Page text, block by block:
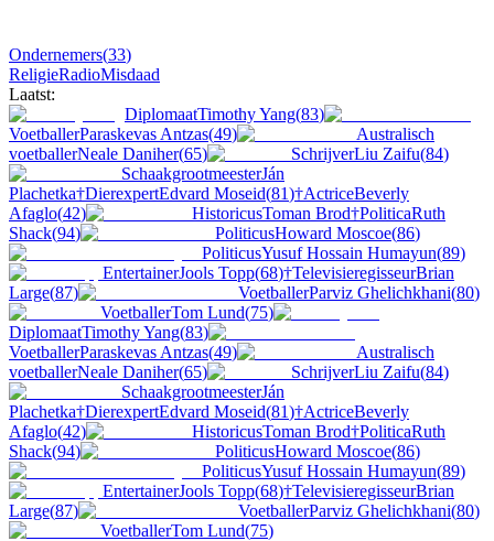
Ondernemers(33)
ReligieRadioMisdaad
Laatst:
DiplomaatTimothy Yang(83)
VoetballerParaskevas Antzas(49)
Australisch
voetballerNeale Daniher(65) SchrijverLiu Zaifu(84)
SchaakgrootmeesterJán
Plachetka†DierexpertEdvard Moseid(81)†ActriceBeverly
Afaglo(42) HistoricusToman Brod†PoliticaRuth
Shack(94) PoliticusHoward Moscoe(86)
PoliticusYusuf Hossain Humayun(89)
EntertainerJools Topp(68)†TelevisieregisseurBrian
Large(87) VoetballerParviz Ghelichkhani(80)
VoetballerTom Lund(75)
DiplomaatTimothy Yang(83)
VoetballerParaskevas Antzas(49)
Australisch
voetballerNeale Daniher(65) SchrijverLiu Zaifu(84)
SchaakgrootmeesterJán
Plachetka†DierexpertEdvard Moseid(81)†ActriceBeverly
Afaglo(42) HistoricusToman Brod†PoliticaRuth
Shack(94) PoliticusHoward Moscoe(86)
PoliticusYusuf Hossain Humayun(89)
EntertainerJools Topp(68)†TelevisieregisseurBrian
Large(87) VoetballerParviz Ghelichkhani(80)
VoetballerTom Lund(75)